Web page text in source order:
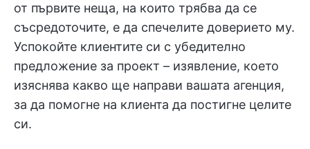
от първите неща, на които трябва да се
съсредоточите, е да спечелите доверието му.
Успокойте клиентите си с убедително
предложение за проект – изявление, което
изяснява какво ще направи вашата агенция,
за да помогне на клиента да постигне целите
си.